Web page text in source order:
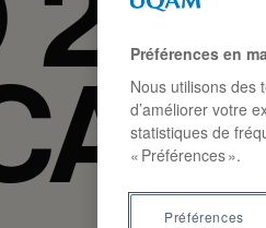
Préférences en
Nous utilisons des
d’améliorer votre
statistiques de
« Préférences ».
Préférences